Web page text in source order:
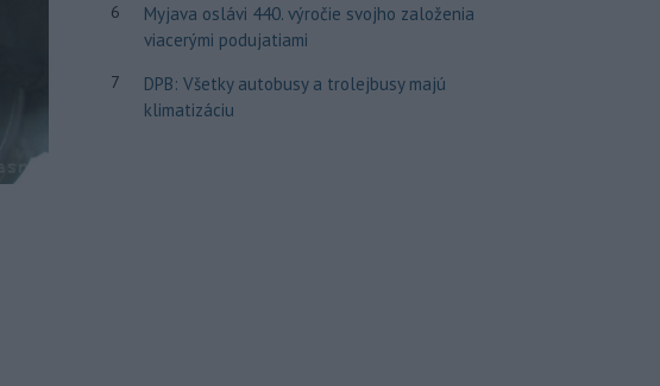
6
Myjava oslávi 440. výročie svojho založenia
viacerými podujatiami
7
DPB: Všetky autobusy a trolejbusy majú
klimatizáciu